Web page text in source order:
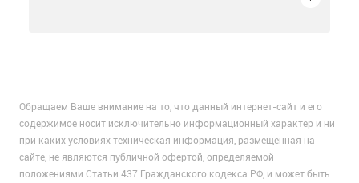
Обращаем Ваше внимание на то, что данный интернет-сайт и его
содержимое носит исключительно информационный характер и ни
при каких условиях техническая информация, размещенная на
сайте, не являются публичной офертой, определяемой
положениями Статьи 437 Гражданского кодекса РФ, и может быть